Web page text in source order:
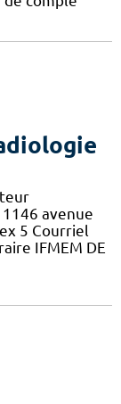
avenue
5 Courriel
IFMEM DE